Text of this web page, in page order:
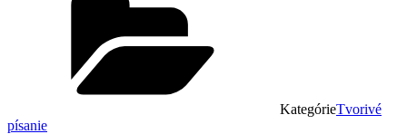
KategórieTvorivé
písanie